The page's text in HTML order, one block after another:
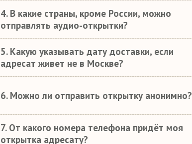
4. В какие страны, кроме России, можно
отправлять аудио-открытки?
5. Какую указывать дату доставки, если
адресат живет не в Москве?
6. Можно ли отправить открытку анонимно?
7. От какого номера телефона придёт моя
открытка адресату?